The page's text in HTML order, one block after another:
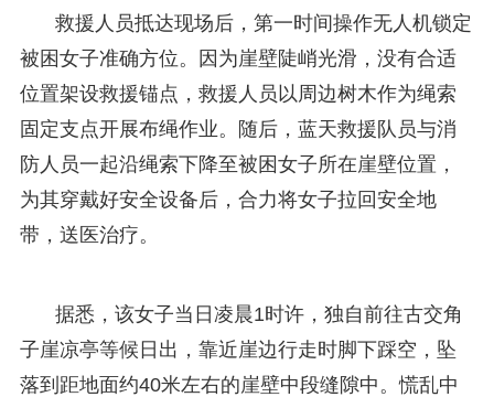
救援人员抵达现场后，第一时间操作无人机锁定
被困女子准确方位。因为崖壁陡峭光滑，没有合适
位置架设救援锚点，救援人员以周边树木作为绳索
固定支点开展布绳作业。随后，蓝天救援队员与消
防人员一起沿绳索下降至被困女子所在崖壁位置，
为其穿戴好安全设备后，合力将女子拉回安全地
带，送医治疗。
据悉，该女子当日凌晨1时许，独自前往古交角
子崖凉亭等候日出，靠近崖边行走时脚下踩空，坠
落到距地面约40米左右的崖壁中段缝隙中。慌乱中